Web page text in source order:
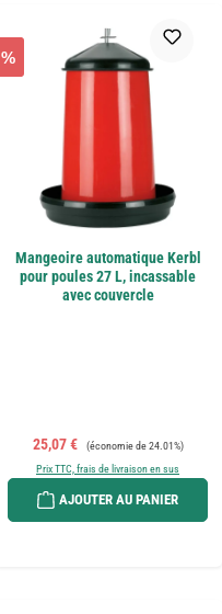
%
Mangeoire automatique Kerbl
pour poules 27 L, incassable
avec couvercle
Prix de vente :
25,07 € Prix régulier :
(économie de 24.01%)
Prix TTC, frais de livraison en sus
AJOUTER AU PANIER